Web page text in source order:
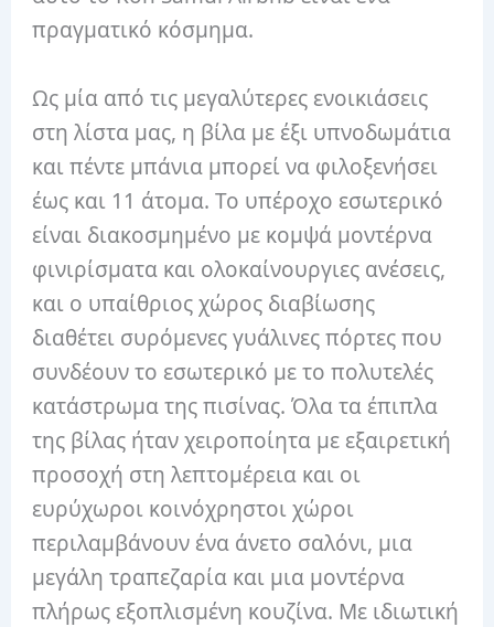
πραγματικό κόσμημα.
Ως μία από τις μεγαλύτερες ενοικιάσεις
στη λίστα μας, η βίλα με έξι υπνοδωμάτια
και πέντε μπάνια μπορεί να φιλοξενήσει
έως και 11 άτομα. Το υπέροχο εσωτερικό
είναι διακοσμημένο με κομψά μοντέρνα
φινιρίσματα και ολοκαίνουργιες ανέσεις,
και ο υπαίθριος χώρος διαβίωσης
διαθέτει συρόμενες γυάλινες πόρτες που
συνδέουν το εσωτερικό με το πολυτελές
κατάστρωμα της πισίνας. Όλα τα έπιπλα
της βίλας ήταν χειροποίητα με εξαιρετική
προσοχή στη λεπτομέρεια και οι
ευρύχωροι κοινόχρηστοι χώροι
περιλαμβάνουν ένα άνετο σαλόνι, μια
μεγάλη τραπεζαρία και μια μοντέρνα
πλήρως εξοπλισμένη κουζίνα. Με ιδιωτική